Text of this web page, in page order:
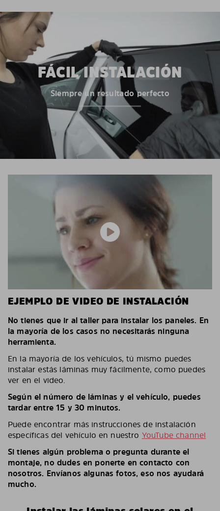
FÁCIL INSTALACIÓN
Siempre un resultado perfecto
EJEMPLO DE VIDEO DE INSTALACIÓN
No tienes que ir al taller para instalar los paneles. En
la mayoría de los casos no necesitarás ninguna
herramienta.
En la mayoría de los vehículos, tú mismo puedes
instalar estás láminas muy fácilmente, como puedes
ver en el video.
Según el número de láminas y el vehículo, puedes
tardar entre 15 y 30 minutos.
Puede encontrar más instrucciones de instalación
específicas del vehículo en nuestro YouTube channel
Si tienes algún problema o pregunta durante el
montaje, no dudes en ponerte en contacto con
nosotros. Envíanos algunas fotos, eso nos ayudará
mucho.